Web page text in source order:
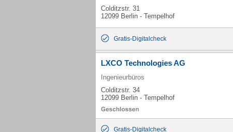
Colditzstr. 31
12099 Berlin - Tempelhof
Gratis-Digitalcheck
LXCO Technologies AG
Ingenieurbüros
Colditzstr. 34
12099 Berlin - Tempelhof
Gratis-Digitalcheck